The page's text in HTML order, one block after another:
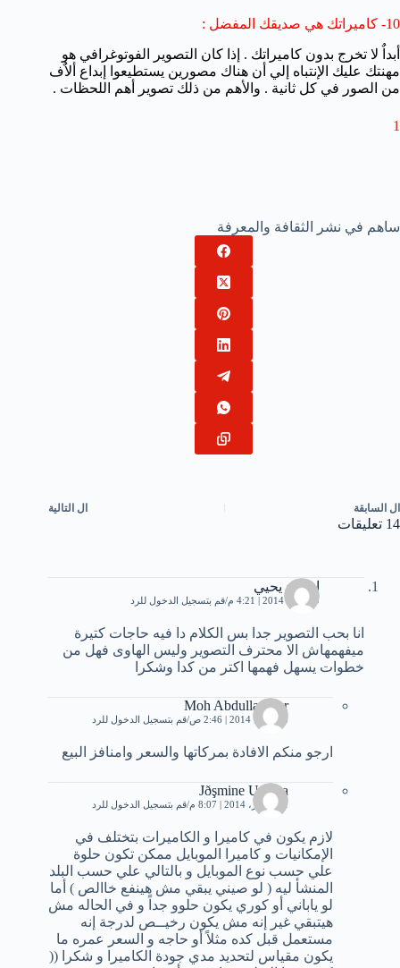
10- كاميراتك هي صديقك المفضل :
أبداٌ لا تخرج بدون كاميراتك . إذا كان التصوير الفوتوغرافي هو
مهنتك عليك الإنتباه إلي أن هناك مصورين يستطيعوا إبداع ألاٌف
من الصور في كل ثانية . والأهم من ذلك تصوير أهم اللحظات .
1
ساهم في نشر الثقافة والمعرفة
ال السابقة ال التالية
14 تعليقات
اسراء يحيي
19 يناير، 2014 | 4:21 م قم بتسجيل الدخول للرد
انا بحب التصوير جدا بس الكلام دا فيه حاجات كتيرة
ميفهمهاش الا محترف التصوير وليس الهاوى فهل من
خطوات يسهل فهمها اكتر من كدا وشكرا
Moh Abdulla Sakr
8 فبراير، 2014 | 2:46 ص قم بتسجيل الدخول للرد
ارجو منكم الافادة بمركاتها والسعر وامنافز البيع
Jðşmine Uşðma
21 فبراير، 2014 | 8:07 م قم بتسجيل الدخول للرد
لازم يكون في كاميرا و الكاميرات بتختلف في
الإمكانيات و كاميرا الموبايل ممكن تكون حلوة
علي حسب نوع الموبايل و بالتالي علي حسب البلد
المنشأ ليه ( لو صيني يبقي مش هينفع خاالص ) أما
لو ياباني أو كوري يكون حلوو جداً و في الحاله مش
هيتبقي غير إنه مش يكون رخيــص لدرجة إنه
مستعمل قبل كده مثلاً أو حاجه و السعر عمره ما
يكون مقياس لتحديد مدي جودة الكاميرا و شكرا ((